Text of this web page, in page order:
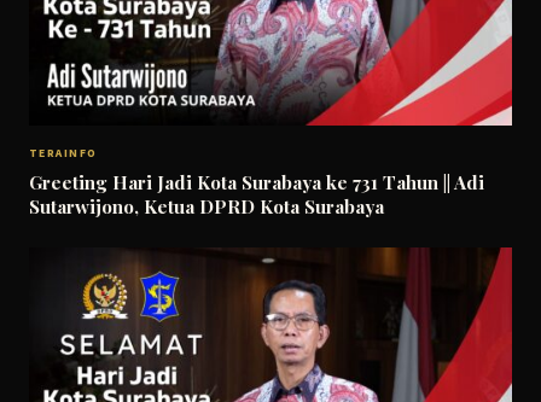
TERAINFO
Greeting Hari Jadi Kota Surabaya ke 731 Tahun || Adi
Sutarwijono, Ketua DPRD Kota Surabaya